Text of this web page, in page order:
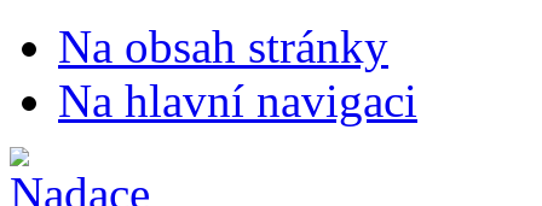
Na obsah stránky
Na hlavní navigaci